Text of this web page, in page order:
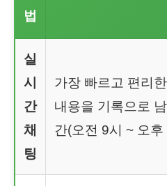
법
실
시
간
채
팅
가장 빠르고 편리
내용을 기록으로
간(오전 9시 ~ 오